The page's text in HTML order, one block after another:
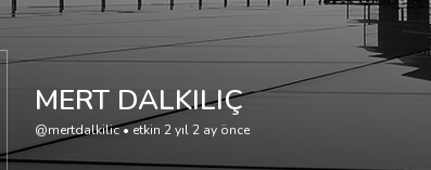
MERT DALKILIÇ
@mertdalkilic•etkin 2 yıl 2 ay önce